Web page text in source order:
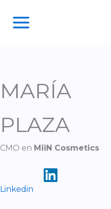
MARÍA
PLAZA
CMO en MiiN Cosmetics
Linkedin